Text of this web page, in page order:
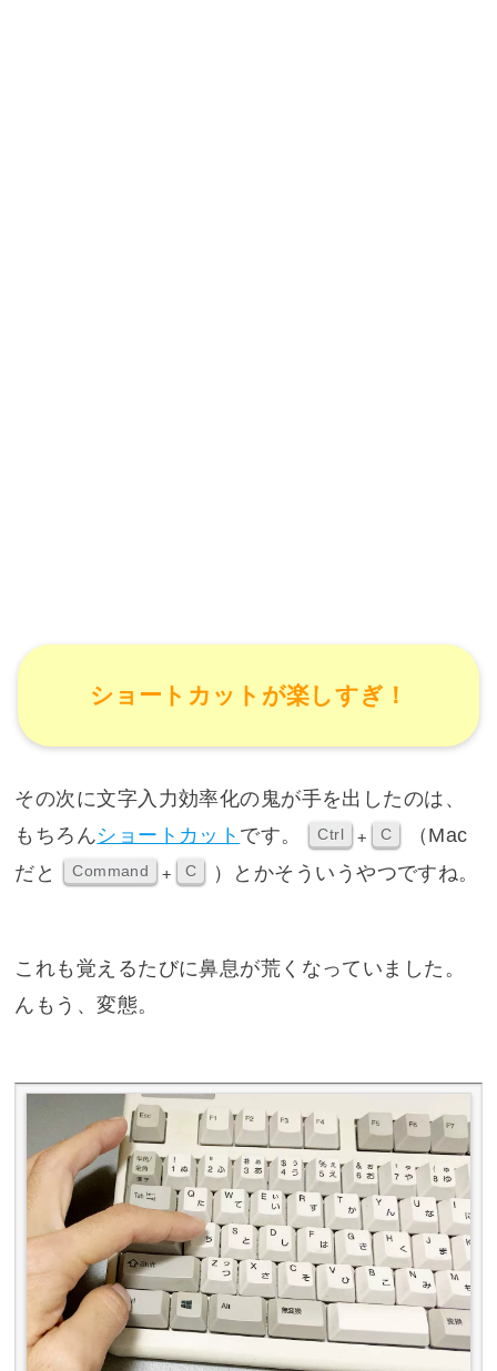
ショートカットが楽しすぎ！
その次に文字入力効率化の鬼が手を出したのは、
もちろんショートカット です。 Ctrl + C
（Mac
だと
Command + C ）とかそういうやつですね。
これも覚えるたびに鼻息が荒くなっていました。
んもう、変態。